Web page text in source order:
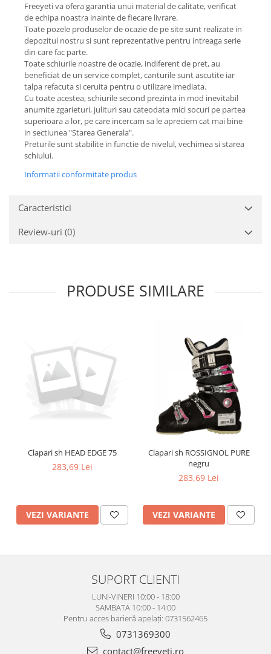
Freeyeti va ofera garantia unui material de calitate, verificat
de echipa noastra inainte de fiecare livrare.
Toate pozele produselor de ocazie de pe site sunt realizate in
depozitul nostru si sunt reprezentative pentru intreaga serie
din care fac parte.
Toate schiurile noastre de ocazie, indiferent de pret, au
beneficiat de un service complet, canturile sunt ascutite iar
talpa refacuta si ceruita pentru o utilizare imediata.
Cu toate acestea, schiurile second prezinta in mod inevitabil
anumite zgarieturi, julituri sau cateodata mici socuri pe partea
superioara a lor, pe care incercam sa le apreciem cat mai bine
in sectiunea "Starea Generala".
Preturile sunt stabilite in functie de nivelul, vechimea si starea
schiului.
Informatii conformitate produs
Caracteristici
Review-uri (0)
PRODUSE SIMILARE
Clapari sh HEAD EDGE 75
283,69 Lei
VEZI VARIANTE
Clapari sh ROSSIGNOL PURE
negru
283,69 Lei
VEZI VARIANTE
SUPORT CLIENTI
LUNI-VINERI 10:00 - 18:00
SAMBATA 10:00 - 14:00
Pentru acces barieră apelați: 0731562465
0731369300
contact@freeyeti.ro